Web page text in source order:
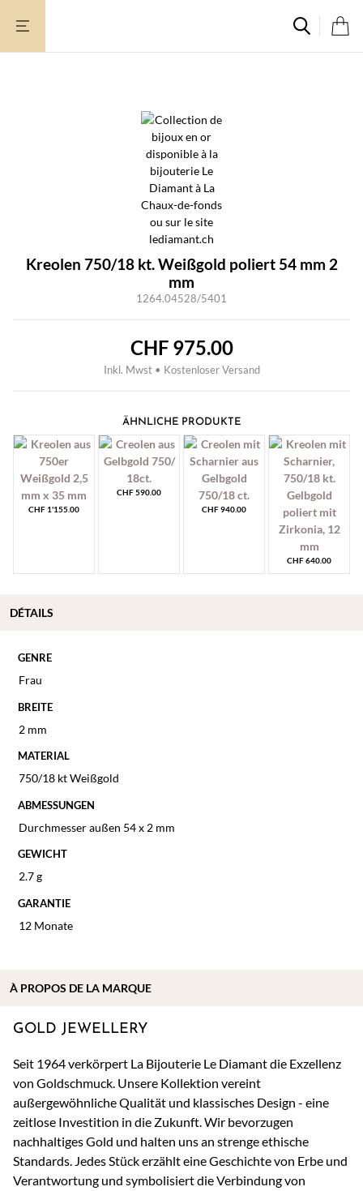
Inhalt
Kreolen 750/18 kt. Weißgold poliert 54 mm 2
mm
1264.04528/5401
CHF975.00
Inkl. Mwst • Kostenloser Versand
ÄHNLICHE PRODUKTE
CHF 1'155.00
CHF590.00
CHF940.00
CHF640.00
GENRE
Frau
BREITE
2 mm
MATERIAL
750/18 kt Weißgold
ABMESSUNGEN
Durchmesser außen 54 x 2 mm
GEWICHT
2.7 g
GARANTIE
12 Monate
GOLD JEWELLERY
Seit 1964 verkörpert La Bijouterie Le Diamant die Exzellenz
von Goldschmuck. Unsere Kollektion vereint
außergewöhnliche Qualität und klassisches Design - eine
zeitlose Investition in die Zukunft. Wir bevorzugen
nachhaltiges Gold und halten uns an strenge ethische
Standards. Jedes Stück erzählt eine Geschichte von Erbe und
Verantwortung und symbolisiert die Verbindung von
DÉTAILS
À PROPOS DE LA MARQUE